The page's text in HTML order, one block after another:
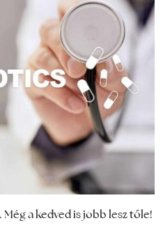
a kedved is jobb lesz tőle!